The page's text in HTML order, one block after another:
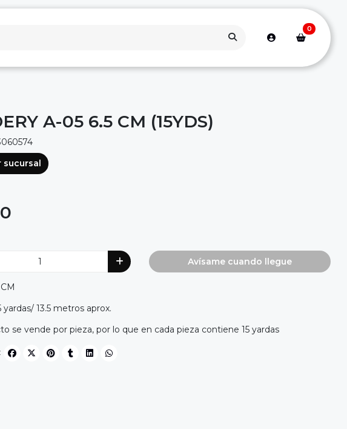
0
A-05 6.5 CM (15YDS)
sucursal
Avísame cuando llegue
yardas/ 13.5 metros aprox.
se vende por pieza, por lo que en cada pieza contiene 15 yardas